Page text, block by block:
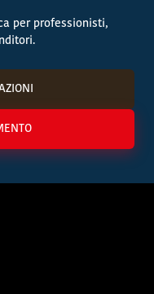
per professionisti,